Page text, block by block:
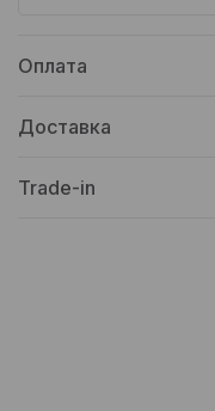
Оплата
Доставка
Trade-in